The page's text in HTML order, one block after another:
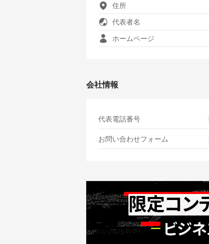
住所
代表者名
ホームページ
会社情報
代表電話番号
お問い合わせフォーム